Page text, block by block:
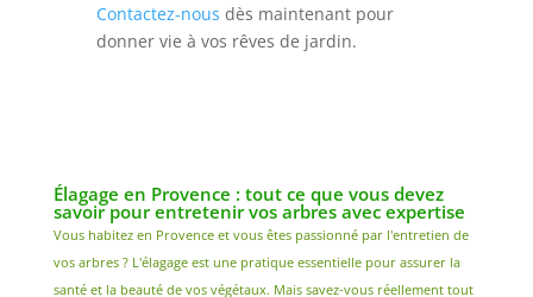
Contactez-nous dès maintenant pour
donner vie à vos rêves de jardin.
Élagage en Provence : tout ce que vous devez
savoir pour entretenir vos arbres avec expertise
Vous habitez en Provence et vous êtes passionné par l'entretien de
vos arbres ? L'élagage est une pratique essentielle pour assurer la
santé et la beauté de vos végétaux. Mais savez-vous réellement tout